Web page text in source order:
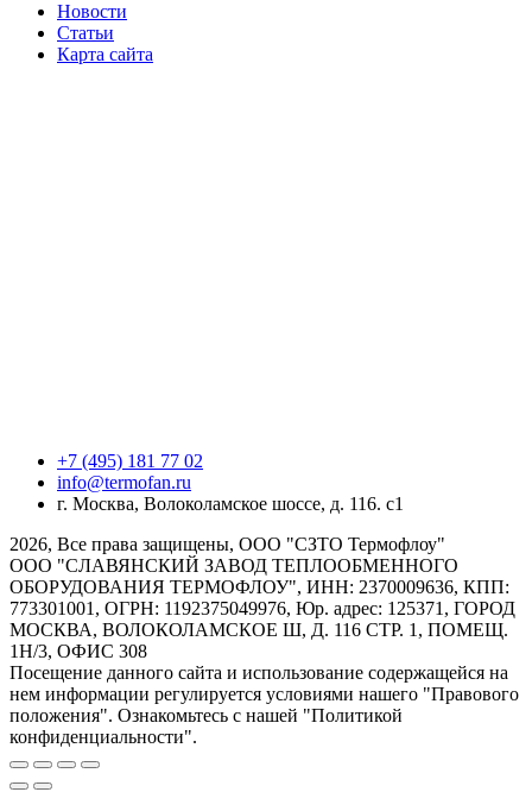
Новости
Статьи
Карта сайта
+7 (495) 181 77 02
info@termofan.ru
г. Москва, Волоколамское шоссе, д. 116. с1
2026, Все права защищены, ООО "СЗТО Термофлоу"
ООО "СЛАВЯНСКИЙ ЗАВОД ТЕПЛООБМЕННОГО
ОБОРУДОВАНИЯ ТЕРМОФЛОУ", ИНН: 2370009636, КПП:
773301001, ОГРН: 1192375049976, Юр. адрес: 125371, ГОРОД
МОСКВА, ВОЛОКОЛАМСКОЕ Ш, Д. 116 СТР. 1, ПОМЕЩ.
1Н/3, ОФИС 308
Посещение данного сайта и использование содержащейся на
нем информации регулируется условиями нашего "Правового
положения". Ознакомьтесь с нашей "Политикой
конфиденциальности".